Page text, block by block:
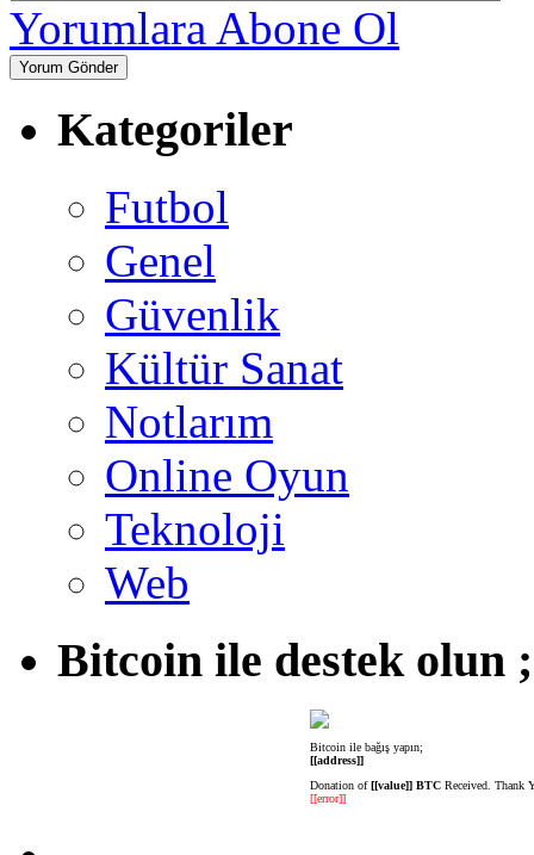
Yorumlara Abone Ol
Kategoriler
Futbol
Genel
Güvenlik
Kültür Sanat
Notlarım
Online Oyun
Teknoloji
Web
Bitcoin ile destek olun
Bitcoin ile bağış yapın;
[[address]]
Donation of [[value]] BTC Received. Thank
[[error]]